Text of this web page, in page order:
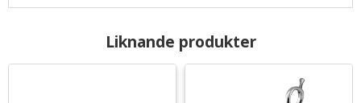
Liknande produkter